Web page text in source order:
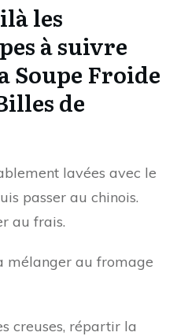
les
à suivre
Soupe Froide
de
lavées avec le
passer au chinois.
au frais.
mélanger au fromage
creuses, répartir la